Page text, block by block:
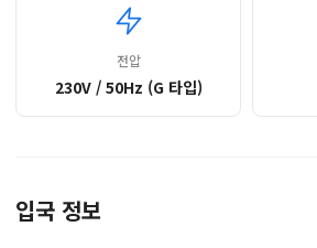
전압
230V / 50Hz (G 타입)
입국 정보